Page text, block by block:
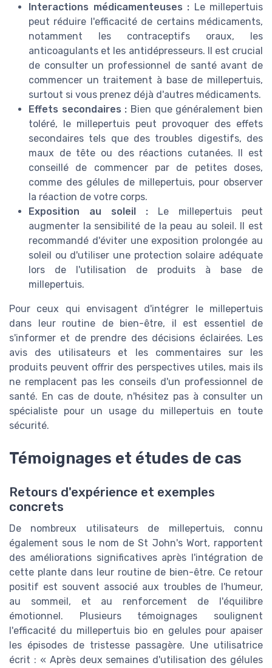
Interactions médicamenteuses : Le millepertuis
peut réduire l'efficacité de certains médicaments,
notamment les contraceptifs oraux, les
anticoagulants et les antidépresseurs. Il est crucial
de consulter un professionnel de santé avant de
commencer un traitement à base de millepertuis,
surtout si vous prenez déjà d'autres médicaments.
Effets secondaires : Bien que généralement bien
toléré, le millepertuis peut provoquer des effets
secondaires tels que des troubles digestifs, des
maux de tête ou des réactions cutanées. Il est
conseillé de commencer par de petites doses,
comme des gélules de millepertuis, pour observer
la réaction de votre corps.
Exposition au soleil : Le millepertuis peut
augmenter la sensibilité de la peau au soleil. Il est
recommandé d'éviter une exposition prolongée au
soleil ou d'utiliser une protection solaire adéquate
lors de l'utilisation de produits à base de
millepertuis.
Pour ceux qui envisagent d'intégrer le millepertuis
dans leur routine de bien-être, il est essentiel de
s'informer et de prendre des décisions éclairées. Les
avis des utilisateurs et les commentaires sur les
produits peuvent offrir des perspectives utiles, mais ils
ne remplacent pas les conseils d'un professionnel de
santé. En cas de doute, n'hésitez pas à consulter un
spécialiste pour un usage du millepertuis en toute
sécurité.
Témoignages et études de cas
Retours d'expérience et exemples
concrets
De nombreux utilisateurs de millepertuis, connu
également sous le nom de St John's Wort, rapportent
des améliorations significatives après l'intégration de
cette plante dans leur routine de bien-être. Ce retour
positif est souvent associé aux troubles de l'humeur,
au sommeil, et au renforcement de l'équilibre
émotionnel. Plusieurs témoignages soulignent
l'efficacité du millepertuis bio en gelules pour apaiser
les épisodes de tristesse passagère. Une utilisatrice
écrit : « Après deux semaines d'utilisation des gélules